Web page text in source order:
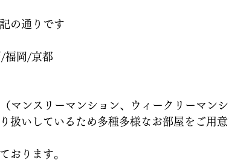
の通りです
福岡/京都
マンスリーマンション、ウィークリーマン
扱いしているため多種多様なお部屋をご用意
おります。